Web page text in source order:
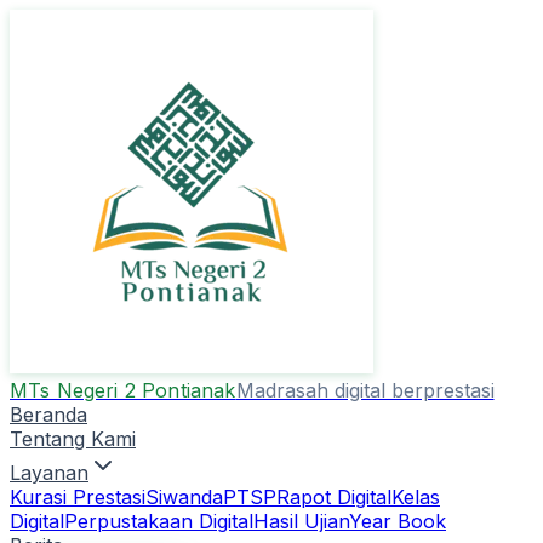
MTs Negeri 2 PontianakMadrasah digital berprestasi
Beranda
Tentang Kami
Layanan
Kurasi PrestasiSiwandaPTSPRapot DigitalKelas
DigitalPerpustakaan DigitalHasil UjianYear Book